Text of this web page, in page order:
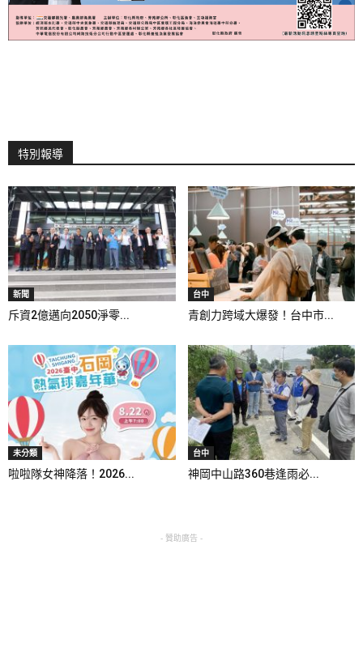
特別報導
新聞
斥資2億邁向2050淨零...
台中
青創力跨域大爆發！台中市...
未分類
啦啦隊女神降落！2026...
台中
神岡中山路360巷逢雨必...
- 贊助廣告 -